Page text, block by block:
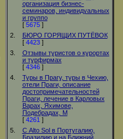
организация бизнес-
семинаров, индивидуальных
и группо
[ 5675]
2.
БЮРО ГОРЯЩИХ ПУТЁВОК
[ 4423]
3.
Отзывы туристов о курортах
и турфирмах
[ 4346]
4.
Туры в Прагу, туры в Чехию,
отели Праги, описание
достопримечательностей
Праги, лечение в Карловых
Варах, Яхимове,
Подебрадах, М
[ 4261 ]
5.
С Alto Sol в Португалию,
Бразилию и на Ближний